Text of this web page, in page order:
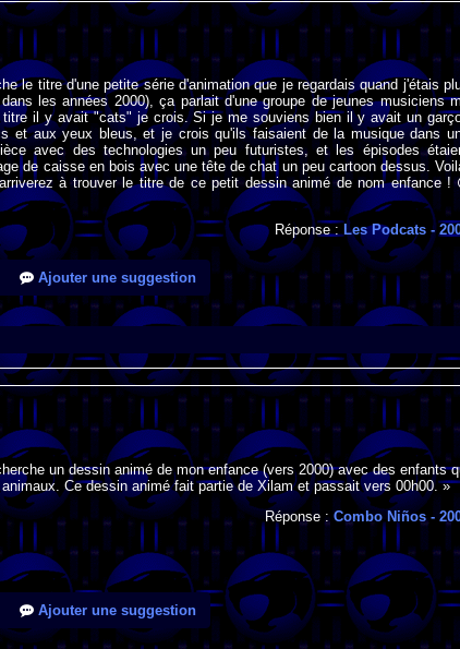
le titre d'une petite série d'animation que je regardais quand j'étais
les années 2000), ça parlait d'une groupe de jeunes musiciens
il y avait "cats" je crois. Si je me souviens bien il y avait un
et aux yeux bleus, et je crois qu'ils faisaient de la musique dans
avec des technologies un peu futuristes, et les épisodes
de caisse en bois avec une tête de chat un peu cartoon dessus.
à trouver le titre de ce petit dessin animé de nom enfance !
Réponse : Les Podcats -
Ajouter une suggestion
un dessin animé de mon enfance (vers 2000) avec des enfants
Ce dessin animé fait partie de Xilam et passait vers 00h00. »
Réponse :Combo Niños-
Ajouter une suggestion